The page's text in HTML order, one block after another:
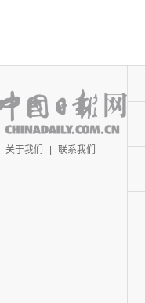
关于我们 | 联系我们